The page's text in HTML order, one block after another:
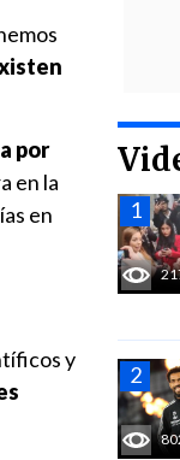
por
en la
en
y